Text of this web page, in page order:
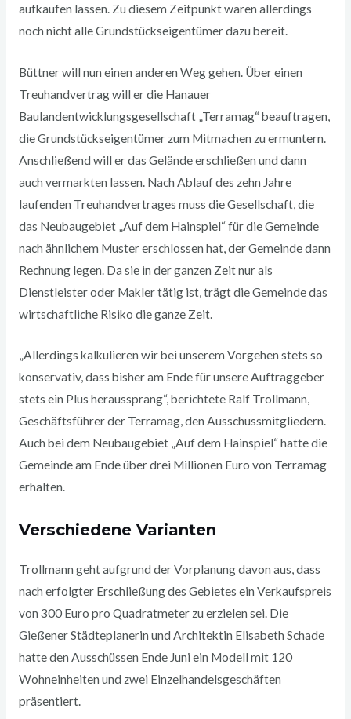
aufkaufen lassen. Zu diesem Zeitpunkt waren allerdings
noch nicht alle Grundstückseigentümer dazu bereit.
Büttner will nun einen anderen Weg gehen. Über einen
Treuhandvertrag will er die Hanauer
Baulandentwicklungsgesellschaft „Terramag“ beauftragen,
die Grundstückseigentümer zum Mitmachen zu ermuntern.
Anschließend will er das Gelände erschließen und dann
auch vermarkten lassen. Nach Ablauf des zehn Jahre
laufenden Treuhandvertrages muss die Gesellschaft, die
das Neubaugebiet „Auf dem Hainspiel“ für die Gemeinde
nach ähnlichem Muster erschlossen hat, der Gemeinde dann
Rechnung legen. Da sie in der ganzen Zeit nur als
Dienstleister oder Makler tätig ist, trägt die Gemeinde das
wirtschaftliche Risiko die ganze Zeit.
„Allerdings kalkulieren wir bei unserem Vorgehen stets so
konservativ, dass bisher am Ende für unsere Auftraggeber
stets ein Plus heraussprang“, berichtete Ralf Trollmann,
Geschäftsführer der Terramag, den Ausschussmitgliedern.
Auch bei dem Neubaugebiet „Auf dem Hainspiel“ hatte die
Gemeinde am Ende über drei Millionen Euro von Terramag
erhalten.
Verschiedene Varianten
Trollmann geht aufgrund der Vorplanung davon aus, dass
nach erfolgter Erschließung des Gebietes ein Verkaufspreis
von 300 Euro pro Quadratmeter zu erzielen sei. Die
Gießener Städteplanerin und Architektin Elisabeth Schade
hatte den Ausschüssen Ende Juni ein Modell mit 120
Wohneinheiten und zwei Einzelhandelsgeschäften
präsentiert.